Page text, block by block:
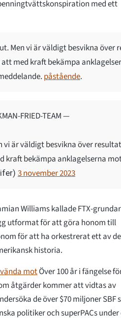
med ett
Men vi är väldigt besvikna över
med kraft bekämpa
påstående.
FRIED-TEAM —
vi är väldigt besvikna över
bekämpa anklagelserna
3 november 2023
Williams kallade FTX-
utformat för att göra honom till
för att ha orkestrerat ett av de
historia.
vända motÖver 100 år i fängelse
åtgärder kommer att vidtas av
de över $70 miljoner SBF
politiker och superPACs under